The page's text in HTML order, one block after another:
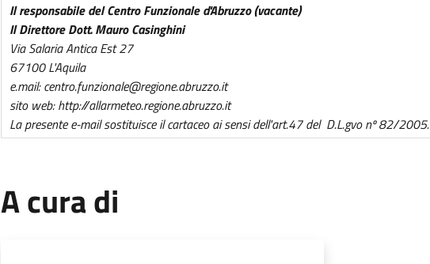
Il responsabile del Centro Funzionale d'Abruzzo (vacante)
Il Direttore Dott. Mauro Casinghini
Via Salaria Antica Est 27
67100 L'Aquila
e.mail: centro.funzionale@regione.abruzzo.it
sito web: http://allarmeteo.regione.abruzzo.it
La presente e-mail sostituisce il cartaceo ai sensi dell'art.47 del D.L.gvo nº 82/2005.
A cura di